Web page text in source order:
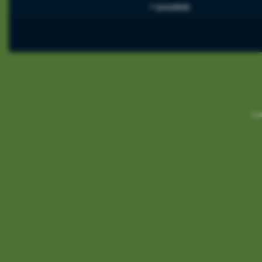
<< precedente